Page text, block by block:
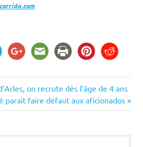
on recrute dès l’âge de 4 ans
parait faire défaut aux aficionados